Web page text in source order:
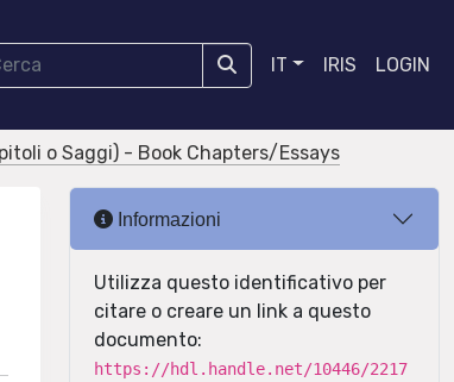
IT IRIS LOGIN
o Saggi) - Book Chapters/Essays
Informazioni
Utilizza questo identificativo per
citare o creare un link a questo
documento:
https://hdl.handle.net/10446/2217